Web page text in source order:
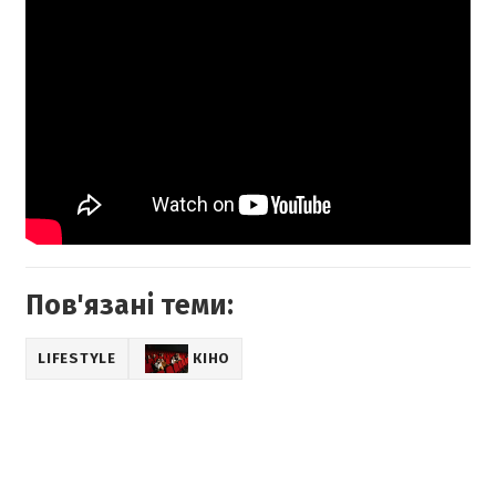
Пов'язані теми:
LIFESTYLE КІНО